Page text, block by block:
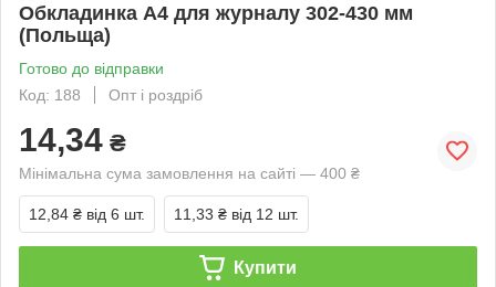
Обкладинка А4 для журналу 302-430 мм
(Польща)
Готово до відправки
Код: 188
Опт і роздріб
14,34 ₴
Мінімальна сума замовлення на сайті — 400 ₴
12,84 ₴ від 6 шт. 11,33 ₴ від 12 шт.
Купити